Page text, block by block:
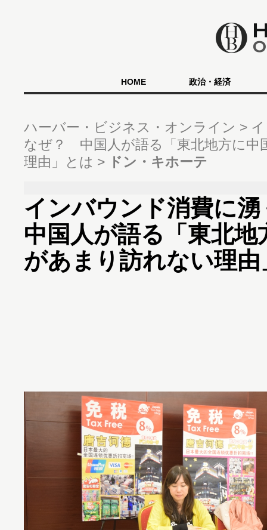
HOME 政治・経済
ハーバー・ビジネス・オンライン
なぜ？ 中国人が語る「東北地方に中
理由」とは
ドン・キホーテ
インバウンド消費に
中国人が語る「東北
があまり訪れない理由